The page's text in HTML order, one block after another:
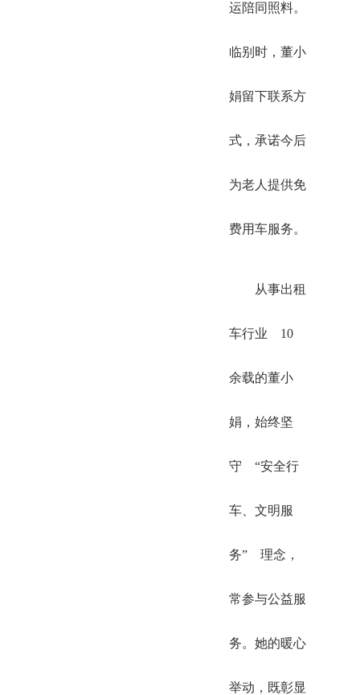
运陪同照料。
临别时，董小
娟留下联系方
式，承诺今后
为老人提供免
费用车服务。
从事出租
车行业 10
余载的董小
娟，始终坚
守 “安全行
车、文明服
务” 理念，
常参与公益服
务。她的暖心
举动，既彰显